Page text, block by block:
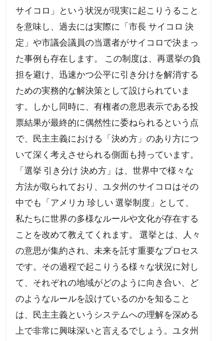
サイコロ」という状況が現実に起こりうること
を意味し、過去には実際に「市長 サイコロ 決
定」や市議会議員の当選者がサイコロで決まっ
た事例も存在します。 この制度は、再選挙の負
担を避け、迅速かつ公平に引き分けを解消する
ための実務的な解決策として設けられていま
す。しかし同時に、有権者の意思表示である投
票結果が最終的に偶然性に委ねられるという点
で、民主主義における「決め方」のあり方につ
いて深く考えさせられる側面も持っています。
「選挙 引き分け 決め方」は、世界中で様々な
方法が取られており、ユタ州のサイコロはその
中でも「アメリカ 珍しい 選挙制度」として、
私たちに世界の多様なルールや文化が存在する
ことを改めて教えてくれます。 選挙とは、人々
の意思が集約され、未来を託す重要なプロセス
です。その過程で起こりうる様々な状況に対し
て、それぞれの地域がどのように向き合い、ど
のようなルールを設けているのかを知ること
は、民主主義というシステムへの理解を深める
上で非常に興味深いと言えるでしょう。ユタ州